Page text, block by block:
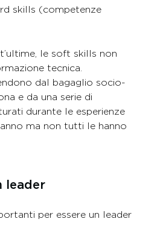
skills (competenze
le soft skills non
tecnica.
dal bagaglio socio-
e da una serie di
durante le esperienze
ma non tutti le hanno
leader
per essere un leader